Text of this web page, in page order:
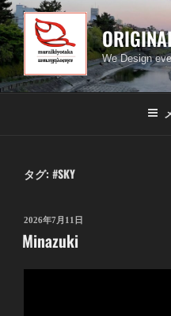
コ
ン
テ
ン
ツ
We Design
タグ: #SKY
投
稿
日:
2026年7月11日
Minazuki